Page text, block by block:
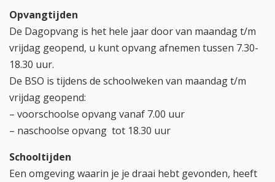
Opvangtijden
De Dagopvang is het hele jaar door van maandag t/m
vrijdag geopend, u kunt opvang afnemen tussen 7.30-
18.30 uur.
De BSO is tijdens de schoolweken van maandag t/m
vrijdag geopend:
– voorschoolse opvang vanaf 7.00 uur
– naschoolse opvang tot 18.30 uur
Schooltijden
Een omgeving waarin je je draai hebt gevonden, heeft